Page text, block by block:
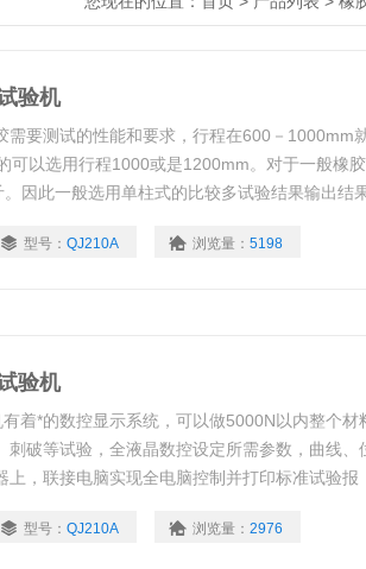
验机
需要测试的性能和要求，行程在600－1000mm
可以选用行程1000或是1200mm。对于一般橡
因此一般选用单柱式的比较多试验结果输出结
为橡胶制品检测提供经济实用型的仪器，详情可
型号： QJ210A 浏览量： 5198
验机
着*的数控显示系统，可以做5000N以内整个材
刺破等试验，全液晶数控设定所需参数，曲线、
上，联接电脑实现全电脑控制并打印标准试验报
美观大方。
型号： QJ210A 浏览量： 2976